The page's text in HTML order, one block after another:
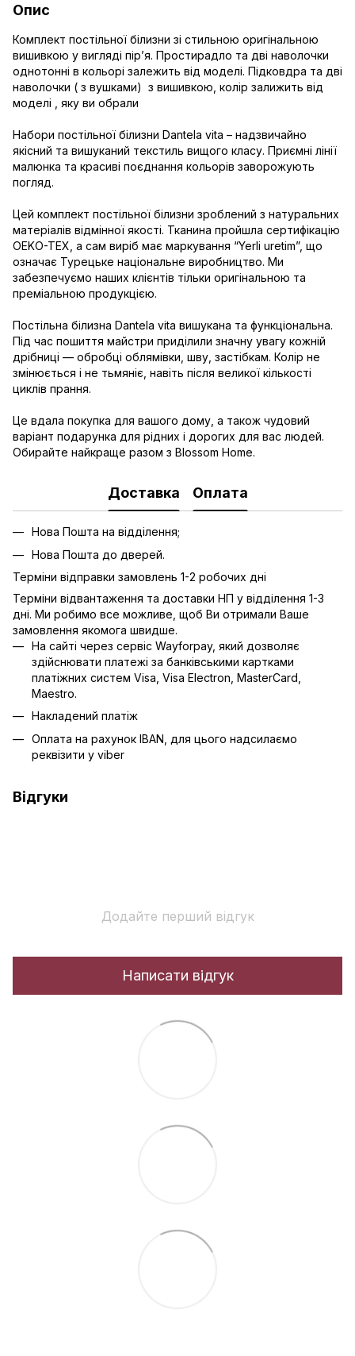
Опис
Комплект постільної білизни зі стильною оригінальною
вишивкою у вигляді пірʼя. Простирадло та дві наволочки
однотонні в кольорі залежить від моделі. Підковдра та дві
наволочки ( з вушками) з вишивкою, колір залижить від
моделі , яку ви обрали
Набори постільної білизни Dantela vita – надзвичайно
якісний та вишуканий текстиль вищого класу. Приємні лінії
малюнка та красиві поєднання кольорів заворожують
погляд.
Цей комплект постільної білизни зроблений з натуральних
матеріалів відмінної якості. Тканина пройшла сертифікацію
OEKO-TEX, а сам виріб має маркування “Yerli uretim”, що
означає Турецьке національне виробництво. Ми
забезпечуємо наших клієнтів тільки оригінальною та
преміальною продукцією.
Постільна білизна Dantela vita вишукана та функціональна.
Під час пошиття майстри приділили значну увагу кожній
дрібниці — обробці облямівки, шву, застібкам. Колір не
змінюється і не тьмяніє, навіть після великої кількості
циклів прання.
Це вдала покупка для вашого дому, а також чудовий
варіант подарунка для рідних і дорогих для вас людей.
Обирайте найкраще разом з Blossom Home.
Доставка Оплата
Нова Пошта на відділення;
Нова Пошта до дверей.
Терміни відправки замовлень 1-2 робочих дні
Терміни відвантаження та доставки НП у відділення 1-3
дні. Ми робимо все можливе, щоб Ви отримали Ваше
замовлення якомога швидше.
На сайті через сервіс Wayforpay, який дозволяє
здійснювати платежі за банківськими картками
платіжних систем Visa, Visa Electron, MasterCard,
Maestro.
Накладений платіж
Оплата на рахунок IBAN, для цього надсилаємо
реквізити у viber
Відгуки
Додайте перший відгук
Написати відгук